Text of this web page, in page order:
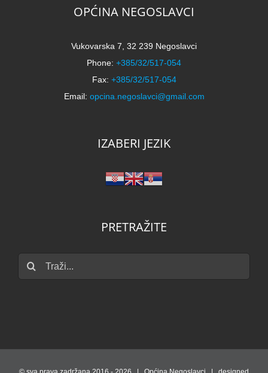
OPĆINA NEGOSLAVCI
Vukovarska 7, 32 239 Negoslavci
Phone: +385/32/517-054
Fax: +385/32/517-054
Email: opcina.negoslavci@gmail.com
IZABERI JEZIK
PRETRAŽITE
Traži...